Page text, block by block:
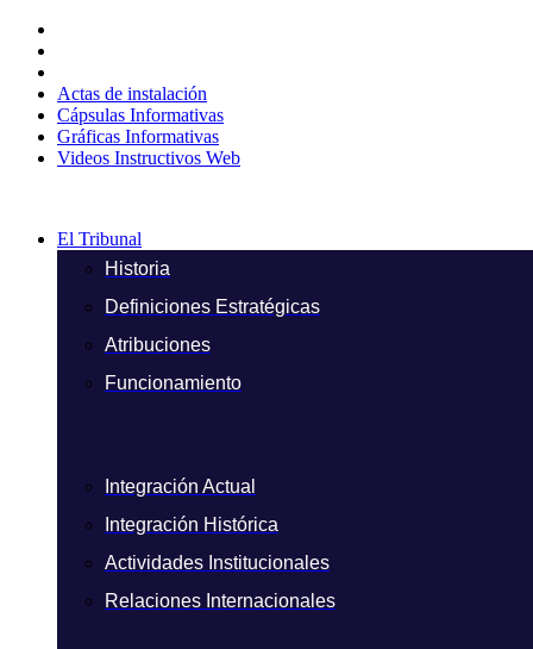
contenido
Actas de instalación
Cápsulas Informativas
Gráficas Informativas
Videos Instructivos Web
El Tribunal
Historia
Definiciones Estratégicas
Atribuciones
Funcionamiento
Integración Actual
Integración Histórica
Actividades Institucionales
Relaciones Internacionales